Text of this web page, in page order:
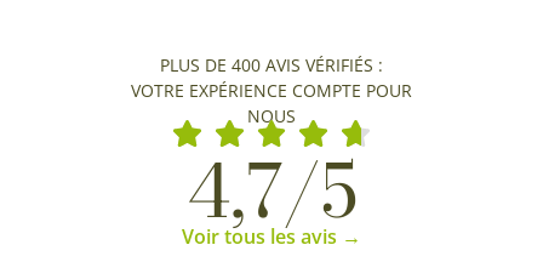
PLUS DE 400 AVIS VÉRIFIÉS :
VOTRE EXPÉRIENCE COMPTE POUR
NOUS
4,7/5
Voir tous les avis →